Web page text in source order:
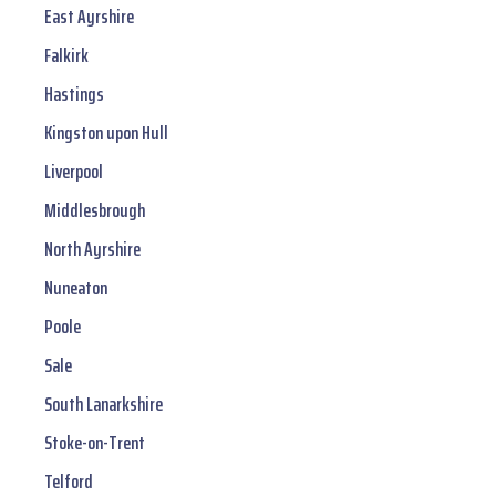
East Ayrshire
Falkirk
Hastings
Kingston upon Hull
Liverpool
Middlesbrough
North Ayrshire
Nuneaton
Poole
Sale
South Lanarkshire
Stoke-on-Trent
Telford